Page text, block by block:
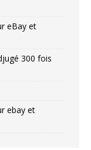
eBay et
300 fois
ebay et